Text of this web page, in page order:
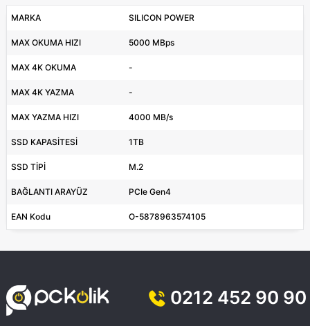
MARKA SILICON POWER
MAX OKUMA HIZI 5000 MBps
MAX 4K OKUMA -
MAX 4K YAZMA -
MAX YAZMA HIZI 4000 MB/s
SSD KAPASİTESİ 1TB
SSD TİPİ M.2
BAĞLANTI ARAYÜZ PCIe Gen4
EAN Kodu O-5878963574105
0212 452 90 90